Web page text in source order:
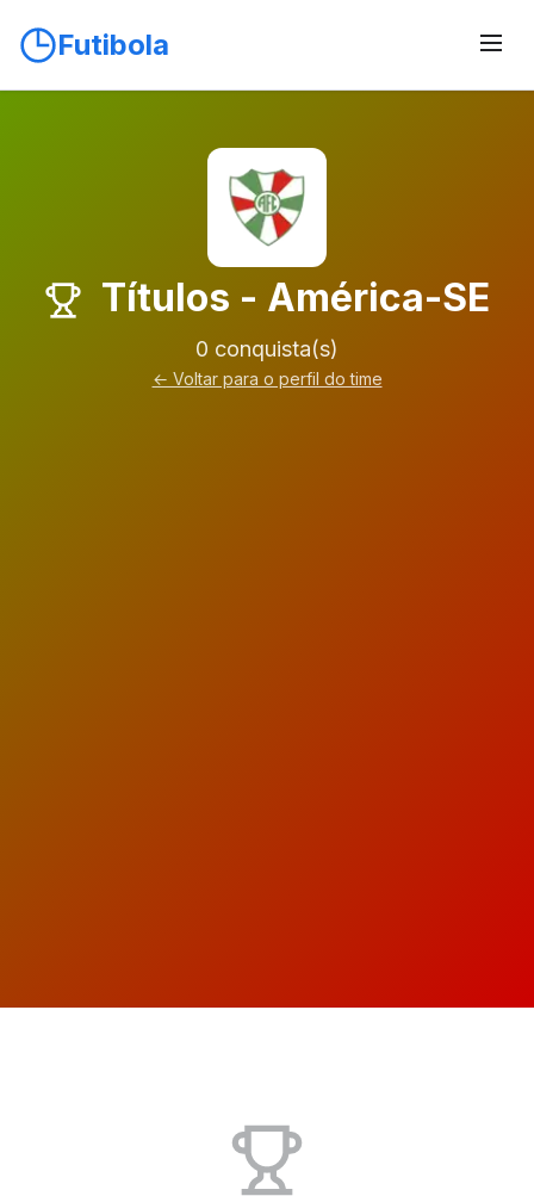
Futibola
Títulos - América-SE
0 conquista(s)
← Voltar para o perfil do time